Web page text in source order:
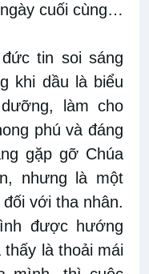
cuối cùng…
tin soi sáng
khi dầu là biểu
làm cho
phú và đáng
gặp gỡ Chúa
nhưng là một
với tha nhân.
được hướng
là thoải mái